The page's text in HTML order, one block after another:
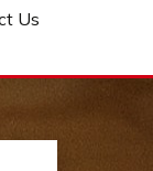
Us